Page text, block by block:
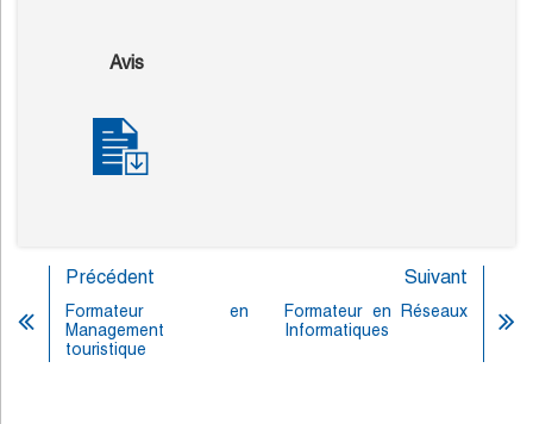
Avis
Formateur en
Management
touristique
Formateur en Réseaux
Informatiques
Précédent Suivant